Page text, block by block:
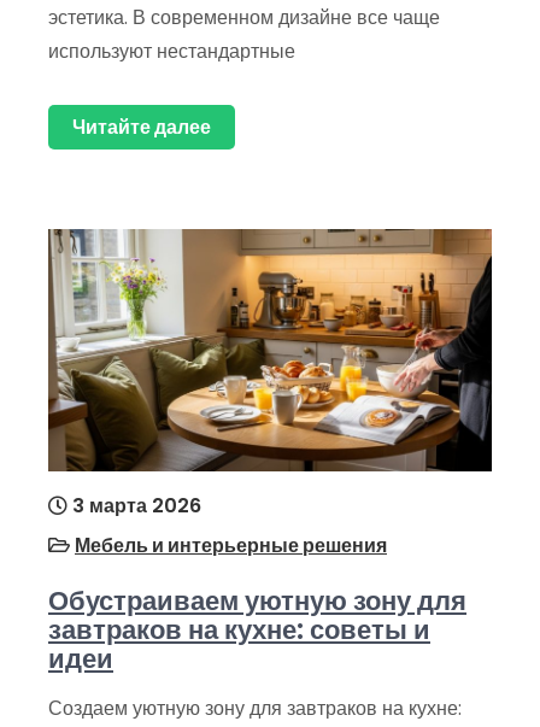
эстетика. В современном дизайне все чаще
используют нестандартные
Читайте далее
3 марта 2026
Мебель и интерьерные решения
Обустраиваем уютную зону для
завтраков на кухне: советы и
идеи
Создаем уютную зону для завтраков на кухне: